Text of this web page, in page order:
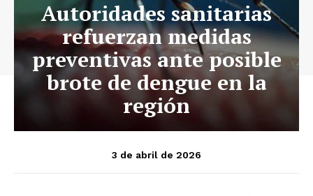
Autoridades sanitarias
refuerzan medidas
preventivas ante posible
brote de dengue en la
región
3 de abril de 2026